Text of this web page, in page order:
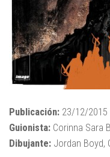
Publicación: 23/12/2015
Guionista: Corinna Sara
Dibujante: Jordan Boyd,